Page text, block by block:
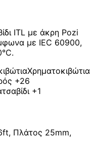
ITL με άκρη Pozi
με IEC 60900,
Χρηματοκιβώτια
+26
+1
Πλάτος 25mm,